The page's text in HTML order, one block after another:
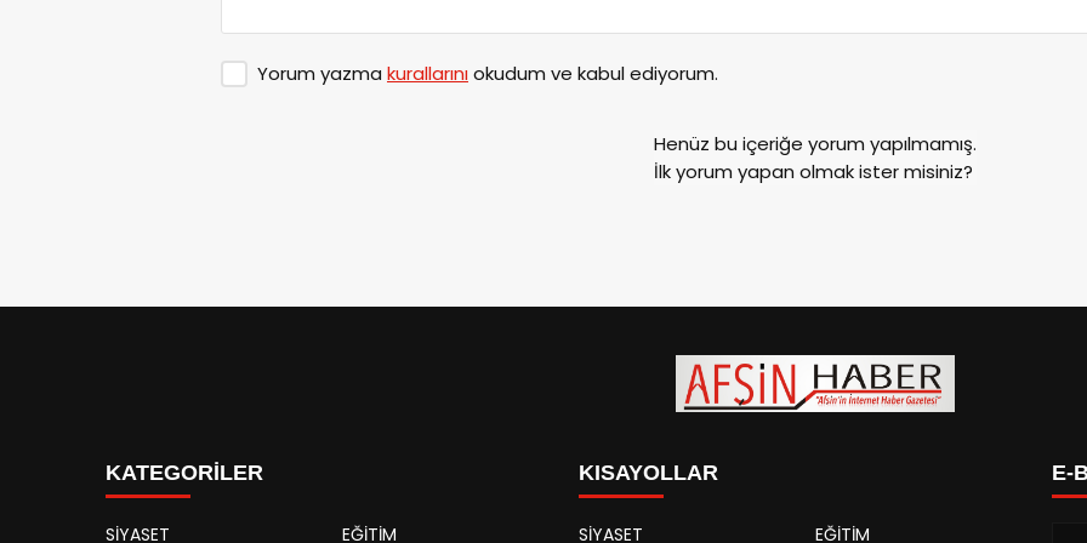
Yorum yazma kurallarınıokudum ve kabul ediyorum.
Henüz bu içeriğe yorum yapılmamış.
İlk yorum yapan olmak ister misiniz?
KATEGORİLER
SİYASET EĞİTİM
KISAYOLLAR
SİYASET EĞİTİM
E-